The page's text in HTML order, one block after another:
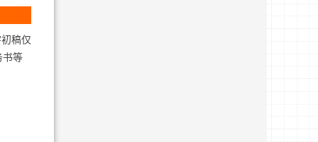
稿仅
书等